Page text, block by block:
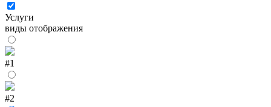
Услуги
виды отображения
#1
#2